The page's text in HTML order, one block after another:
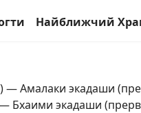
Найближчий
Амалаки экадаши
Бхаими экадаши